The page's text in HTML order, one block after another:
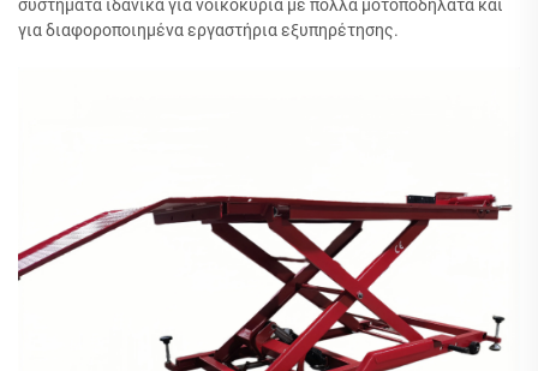
συστήματα ιδανικά για νοικοκυριά με πολλά μοτοποδήλατα και
για διαφοροποιημένα εργαστήρια εξυπηρέτησης.